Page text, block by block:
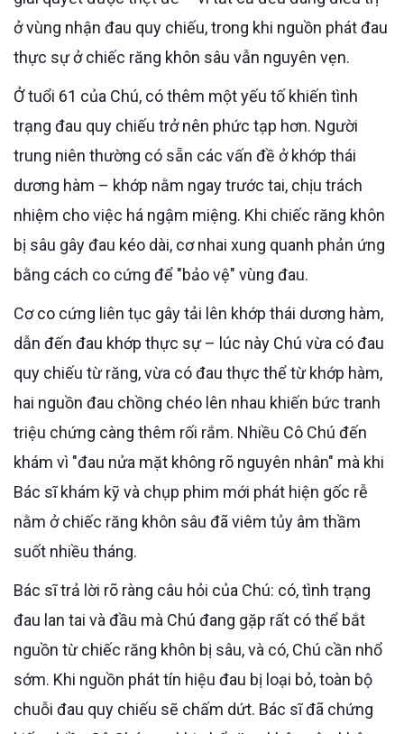
ở vùng nhận đau quy chiếu, trong khi nguồn phát đau
thực sự ở chiếc răng khôn sâu vẫn nguyên vẹn.
Ở tuổi 61 của Chú, có thêm một yếu tố khiến tình
trạng đau quy chiếu trở nên phức tạp hơn. Người
trung niên thường có sẵn các vấn đề ở khớp thái
dương hàm – khớp nằm ngay trước tai, chịu trách
nhiệm cho việc há ngậm miệng. Khi chiếc răng khôn
bị sâu gây đau kéo dài, cơ nhai xung quanh phản ứng
bằng cách co cứng để "bảo vệ" vùng đau.
Cơ co cứng liên tục gây tải lên khớp thái dương hàm,
dẫn đến đau khớp thực sự – lúc này Chú vừa có đau
quy chiếu từ răng, vừa có đau thực thể từ khớp hàm,
hai nguồn đau chồng chéo lên nhau khiến bức tranh
triệu chứng càng thêm rối rắm. Nhiều Cô Chú đến
khám vì "đau nửa mặt không rõ nguyên nhân" mà khi
Bác sĩ khám kỹ và chụp phim mới phát hiện gốc rễ
nằm ở chiếc răng khôn sâu đã viêm tủy âm thầm
suốt nhiều tháng.
Bác sĩ trả lời rõ ràng câu hỏi của Chú: có, tình trạng
đau lan tai và đầu mà Chú đang gặp rất có thể bắt
nguồn từ chiếc răng khôn bị sâu, và có, Chú cần nhổ
sớm. Khi nguồn phát tín hiệu đau bị loại bỏ, toàn bộ
chuỗi đau quy chiếu sẽ chấm dứt. Bác sĩ đã chứng